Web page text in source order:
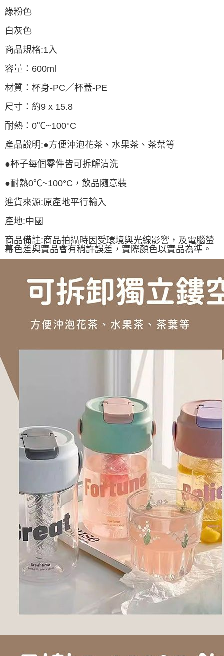
綠粉色
白灰色
商品規格:1入
容量：600ml
材質：杯身-PC／杯蓋-PE
尺寸：約9 x 15.8
耐熱：0℃~100°C
產品說明:●方便沖泡花茶、水果茶、茶葉等
●杯子每個零件皆可拆解清洗
●耐熱0℃~100°C，飲品隨意裝
進貨來源:原產地平行輸入
產地:中國
商品備註:商品拍攝時因受環境與光線影響，及電腦螢
幕色差與實品會有稍許誤差，實際顏色以實品為準。